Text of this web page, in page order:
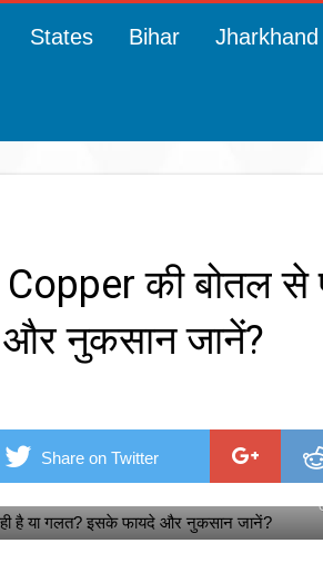
States Bihar Jharkhand
की बोतल से
नुकसान जानें?
Share on Twitter